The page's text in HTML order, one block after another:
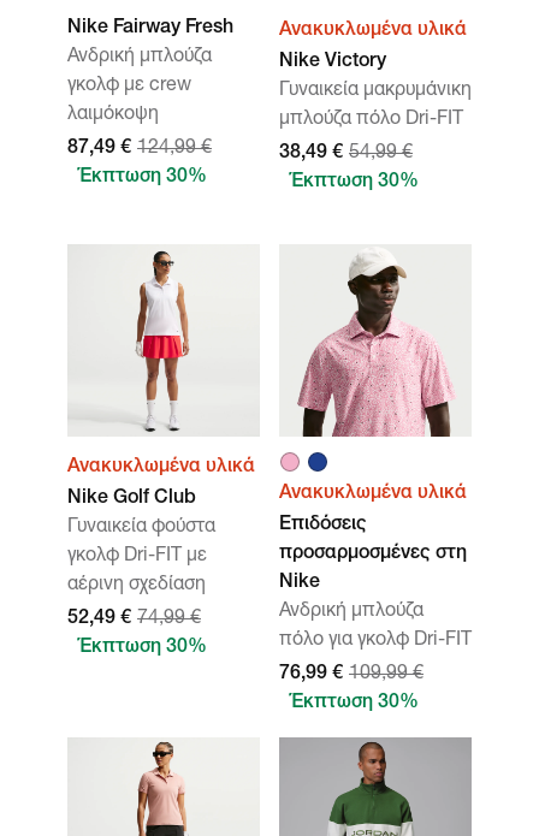
Nike Fairway Fresh
Ανδρική μπλούζα
γκολφ με crew
λαιμόκοψη
87,49 € 124,99 €
Έκπτωση 30%
Ανακυκλωμένα υλικά
Nike Victory
Γυναικεία μακρυμάνικη
μπλούζα πόλο Dri-FIT
38,49 € 54,99 €
Έκπτωση 30%
Ανακυκλωμένα υλικά
Nike Golf Club
Γυναικεία φούστα
γκολφ Dri-FIT με
αέρινη σχεδίαση
52,49 € 74,99 €
Έκπτωση 30%
Ανακυκλωμένα υλικά
Επιδόσεις
προσαρμοσμένες στη
Nike
Ανδρική μπλούζα
πόλο για γκολφ Dri-FIT
76,99 € 109,99 €
Έκπτωση 30%